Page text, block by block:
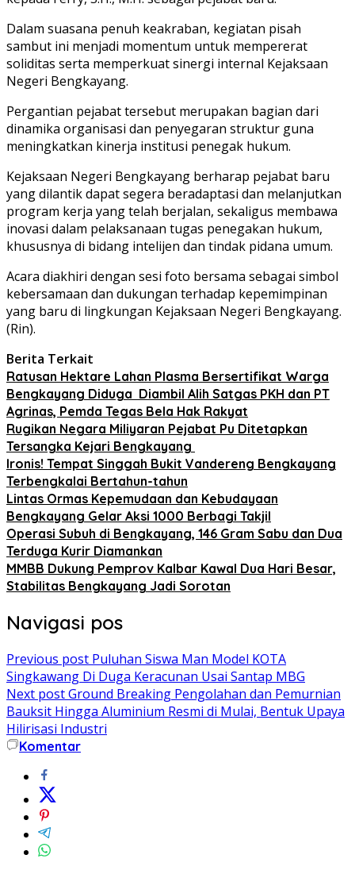
Dalam suasana penuh keakraban, kegiatan pisah
sambut ini menjadi momentum untuk mempererat
soliditas serta memperkuat sinergi internal Kejaksaan
Negeri Bengkayang.
Pergantian pejabat tersebut merupakan bagian dari
dinamika organisasi dan penyegaran struktur guna
meningkatkan kinerja institusi penegak hukum.
Kejaksaan Negeri Bengkayang berharap pejabat baru
yang dilantik dapat segera beradaptasi dan melanjutkan
program kerja yang telah berjalan, sekaligus membawa
inovasi dalam pelaksanaan tugas penegakan hukum,
khususnya di bidang intelijen dan tindak pidana umum.
Acara diakhiri dengan sesi foto bersama sebagai simbol
kebersamaan dan dukungan terhadap kepemimpinan
yang baru di lingkungan Kejaksaan Negeri Bengkayang.
(Rin).
Berita Terkait
Ratusan Hektare Lahan Plasma Bersertifikat Warga
Bengkayang Diduga Diambil Alih Satgas PKH dan PT
Agrinas, Pemda Tegas Bela Hak Rakyat
Rugikan Negara Miliyaran Pejabat Pu Ditetapkan
Tersangka Kejari Bengkayang
Ironis! Tempat Singgah Bukit Vandereng Bengkayang
Terbengkalai Bertahun-tahun
Lintas Ormas Kepemudaan dan Kebudayaan
Bengkayang Gelar Aksi 1000 Berbagi Takjil
Operasi Subuh di Bengkayang, 146 Gram Sabu dan Dua
Terduga Kurir Diamankan
MMBB Dukung Pemprov Kalbar Kawal Dua Hari Besar,
Stabilitas Bengkayang Jadi Sorotan
Navigasi pos
Previous post Puluhan Siswa Man Model KOTA
Singkawang Di Duga Keracunan Usai Santap MBG
Next postGround Breaking Pengolahan dan Pemurnian
Bauksit Hingga Aluminium Resmi di Mulai, Bentuk Upaya
Hilirisasi Industri
Komentar